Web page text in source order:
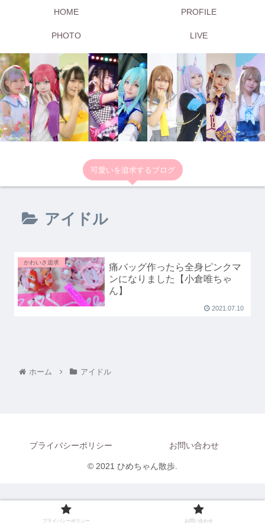
可愛いを追求するブログ
HOME PROFILE
PHOTO LIVE
アイドル
かわいさ追求
痛バッグ作ったら全身ピンクマ
ンになりました【小倉唯ちゃ
ん】
2021.07.10
ホーム アイドル
プライバシーポリシー お問い合わせ
© 2021 ひめちゃん散歩.
プライバシーポリシー お問い合わせ